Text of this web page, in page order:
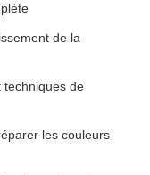
de la
techniques de
les couleurs